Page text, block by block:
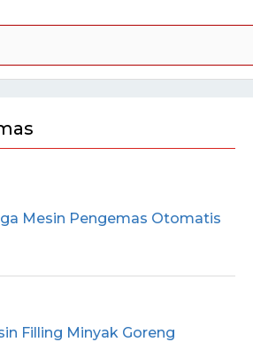
Mesin Pengemas Otomatis
Filling Minyak Goreng